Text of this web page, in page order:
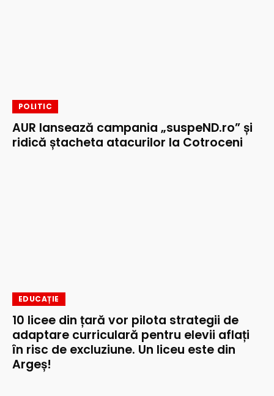
POLITIC
AUR lansează campania „suspeND.ro” și
ridică ștacheta atacurilor la Cotroceni
EDUCAȚIE
10 licee din țară vor pilota strategii de
adaptare curriculară pentru elevii aflați
în risc de excluziune. Un liceu este din
Argeș!